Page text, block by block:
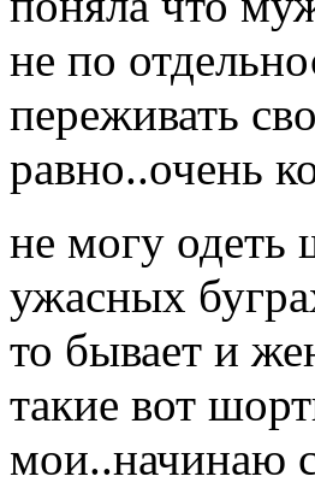
не по
переживать
равно..очень
не могу одеть
ужасных
то бывает и
такие вот
мои..начинаю